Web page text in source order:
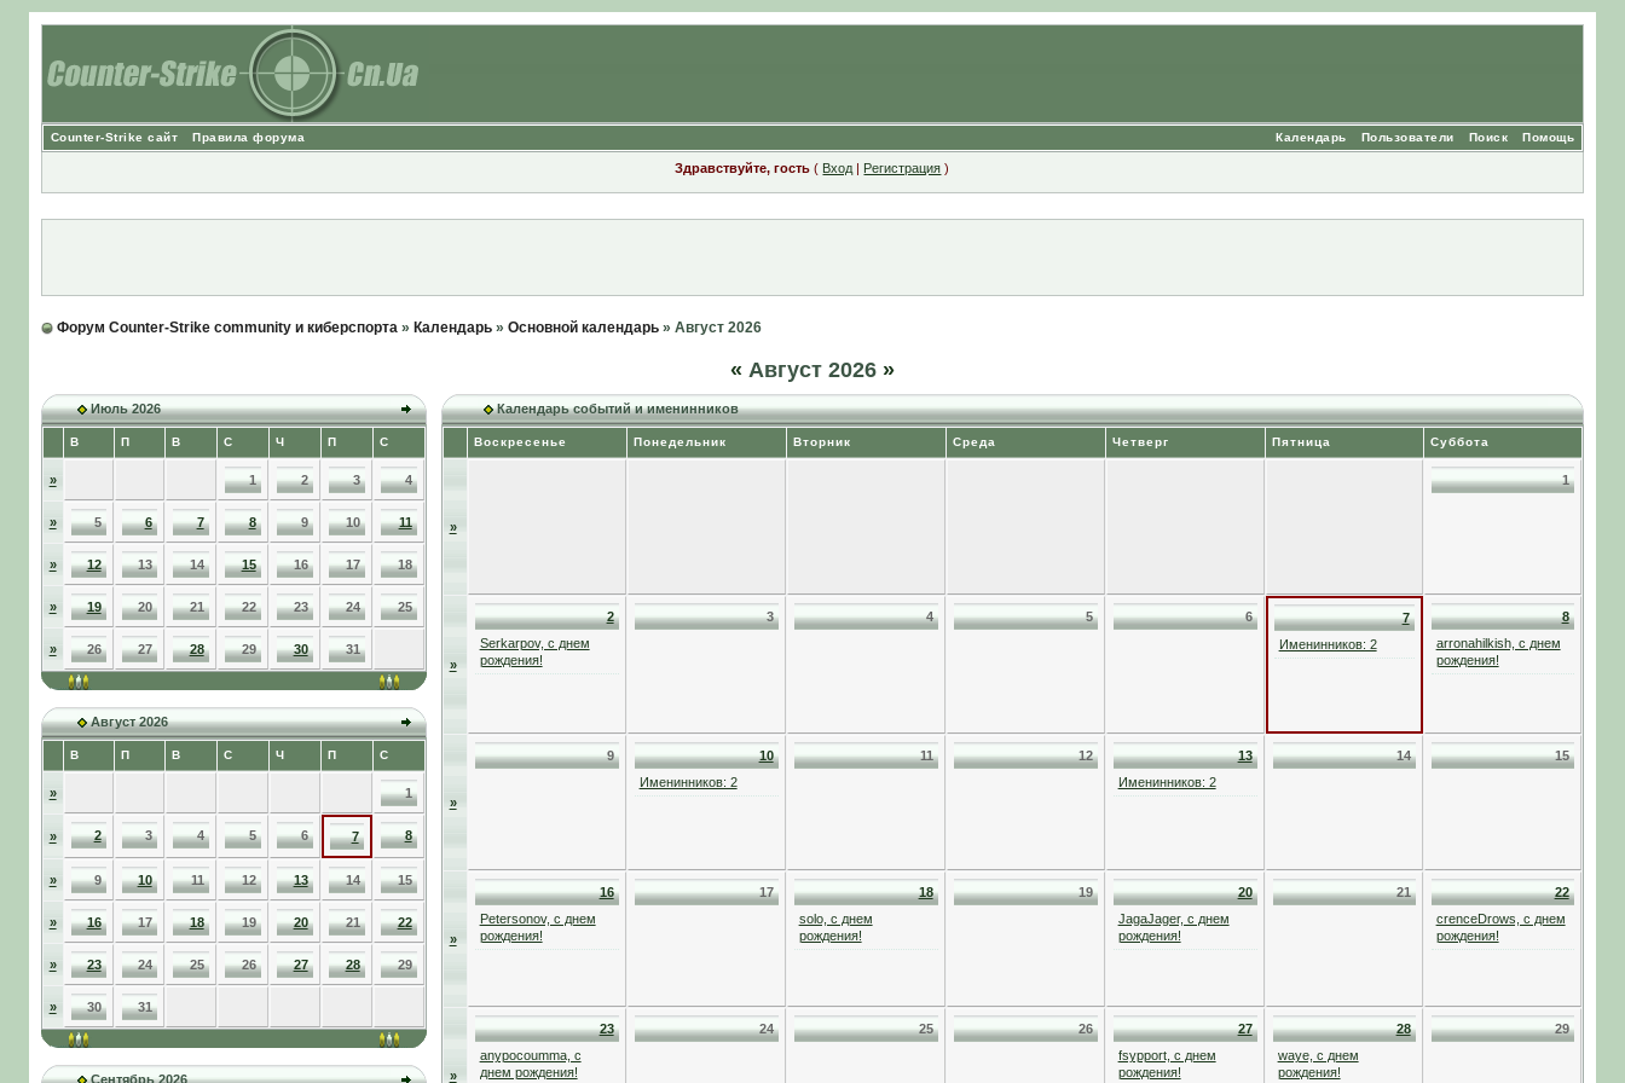
Counter-Strike сайт Правила форума Помощь
Поиск
Пользователи
Календарь
Здравствуйте, гость ( Вход | Регистрация )
Форум Counter-Strike community и киберспорта» Календарь» Основной календарь» Август 2026
« Август 2026 »
Июль 2026
В П В С Ч П С
» 1 2 3 4
» 5 6 7 8 9 10 11
» 12 13 14 15 16 17 18
» 19 20 21 22 23 24 25
» 26 27 28 29 30 31
Август 2026
В П В С Ч П С
» 1
» 2 3 4 5 6 7 8
» 9 10 11 12 13 14 15
» 16 17 18 19 20 21 22
» 23 24 25 26 27 28 29
» 30 31
Сентябрь 2026
Календарь событий и именинников
Воскресенье Понедельник Вторник Среда Четверг Пятница Суббота
»
1
»
2
Serkarpov, с днем
рождения!
3 4 5 6
7
Именинников: 2
8
arronahilkish, с днем
рождения!
»
9
10
Именинников: 2
11 12
13
Именинников: 2
14 15
»
16
Petersonov, с днем
рождения!
17
18
solo, с днем
рождения!
19
20
JagaJager, с днем
рождения!
21
22
crenceDrows, с днем
рождения!
»
23
anypocoumma, с
днем рождения!
24 25 26
27
fsypport, с днем
рождения!
28
waye, с днем
рождения!
29